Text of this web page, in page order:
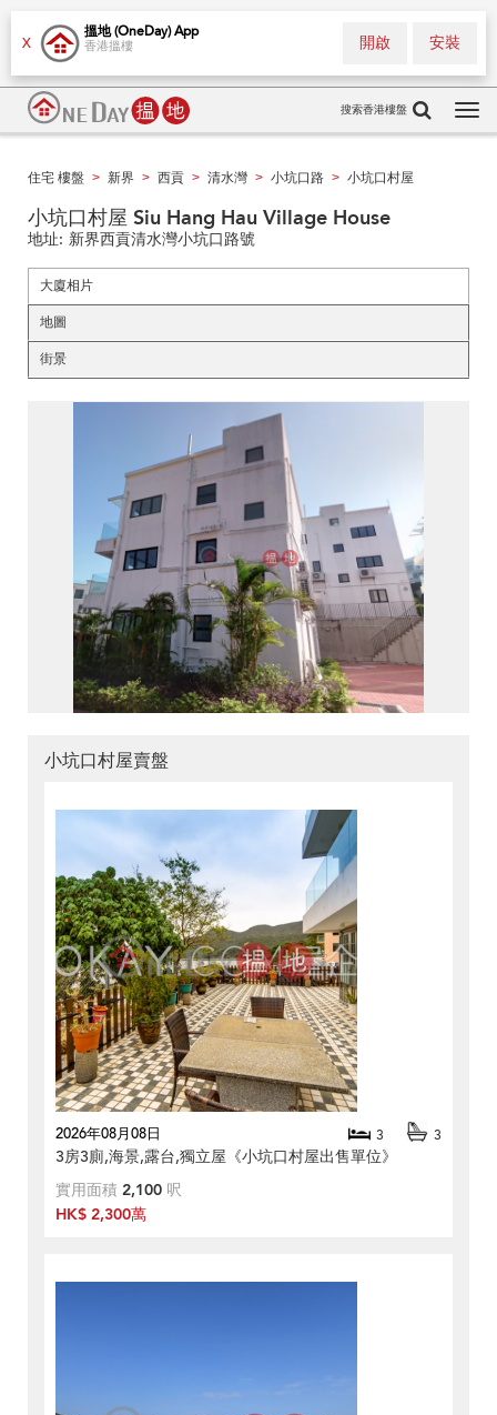
X
搵地 (OneDay) App
香港搵樓 安裝
開啟
搜索香港樓盤
住宅 樓盤 > 新界 > 西貢 > 清水灣 > 小坑口路 > 小坑口村屋
小坑口村屋 Siu Hang Hau Village House
地址: 新界西貢清水灣小坑口路號
大廈相片
地圖
街景
小坑口村屋賣盤
2026年08月08日 3 3
3房3廁,海景,露台,獨立屋《小坑口村屋出售單位》
實用面積 2,100 呎
HK$ 2,300萬